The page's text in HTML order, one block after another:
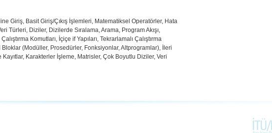
Giriş, Basit Giriş/Çıkış İşlemleri, Matematiksel Operatörler, Hata
Türleri, Diziler, Dizilerde Sıralama, Arama, Program Akışı,
Komutları, İçiçe if Yapıları, Tekrarlamalı Çalıştırma
Bloklar (Modüller, Prosedürler, Fonksiyonlar, Altprogramlar), İleri
Karakterler İşleme, Matrisler, Çok Boyutlu Diziler, Veri